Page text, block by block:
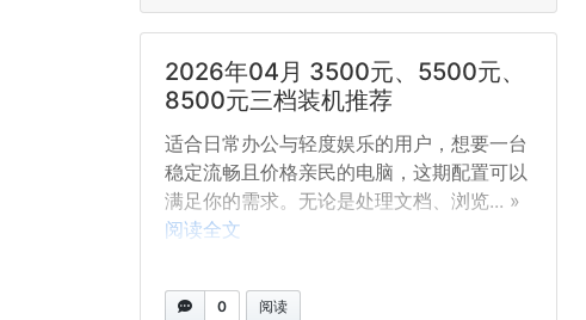
2026年04月 3500元、5500元、
8500元三档装机推荐
适合日常办公与轻度娱乐的用户，想要一台
稳定流畅且价格亲民的电脑，这期配置可以
满足你的需求。无论是处理文档、浏览... »
阅读全文
0 阅读